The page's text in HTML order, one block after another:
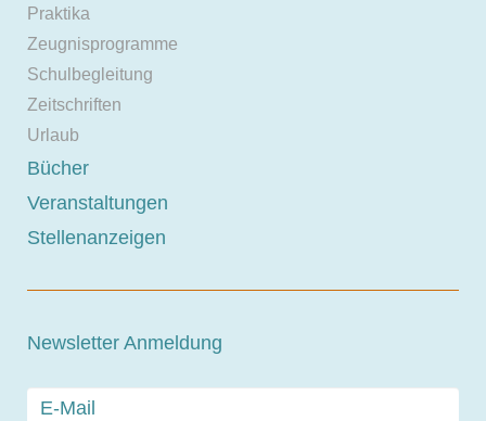
Praktika
Zeugnisprogramme
Schulbegleitung
Zeitschriften
Urlaub
Bücher
Veranstaltungen
Stellenanzeigen
Newsletter Anmeldung